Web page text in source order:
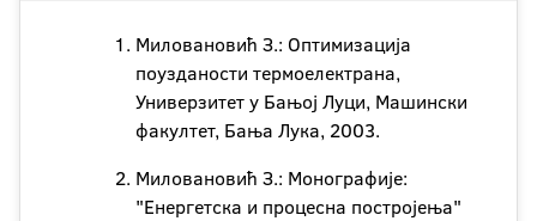
Миловановић З.: Оптимизација
поузданости термоелектрана,
Универзитет у Бањој Луци, Машински
факултет, Бања Лука, 2003.
Миловановић З.: Монографије:
"Енергетска и процесна постројења"